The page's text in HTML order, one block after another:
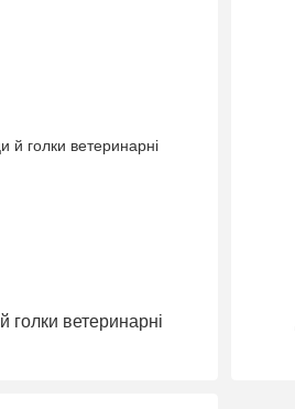
голки ветеринарні